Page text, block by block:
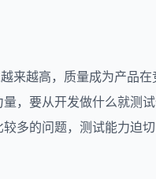
来越高，质量成为产品
，要从开发做什么就测
多的问题，测试能力迫